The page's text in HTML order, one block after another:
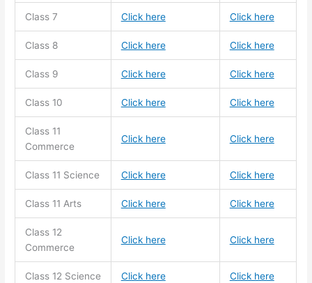
Class 7 Click here Click here
Class 8 Click here Click here
Class 9 Click here Click here
Class 10 Click here Click here
Class 11
Commerce
Click here Click here
Class 11 Science Click here Click here
Class 11 Arts Click here Click here
Class 12
Commerce
Click here Click here
Class 12 Science Click here Click here